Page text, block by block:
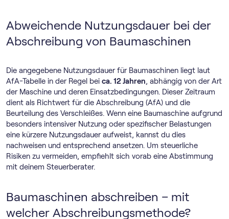
Abweichende Nutzungsdauer bei der
Abschreibung von Baumaschinen
Die angegebene Nutzungsdauer für Baumaschinen liegt laut
AfA-Tabelle in der Regel bei ca. 12 Jahren, abhängig von der Art
der Maschine und deren Einsatzbedingungen. Dieser Zeitraum
dient als Richtwert für die Abschreibung (AfA) und die
Beurteilung des Verschleißes. Wenn eine Baumaschine aufgrund
besonders intensiver Nutzung oder spezifischer Belastungen
eine kürzere Nutzungsdauer aufweist, kannst du dies
nachweisen und entsprechend ansetzen. Um steuerliche
Risiken zu vermeiden, empfiehlt sich vorab eine Abstimmung
mit deinem Steuerberater.
Baumaschinen abschreiben – mit
welcher Abschreibungsmethode?